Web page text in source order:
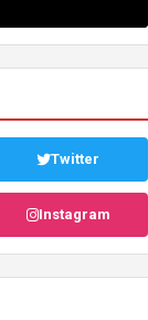
Twitter
Instagram